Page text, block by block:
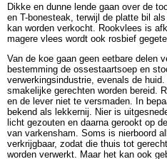
Dikke en dunne lende gaan over de
en T-bonesteak, terwijl de platte bil
kan worden verkocht. Rookvlees is
magere vlees wordt ook rosbief
Van de koe gaan geen eetbare delen
bestemming de ossestaartsoep en
verwerkingsindustrie, evenals de
smakelijke gerechten worden bereid.
en de lever niet te versmaden. In
bekend als lekkernij. Nier is
licht gezouten en daarna gerookt op
van varkensham. Soms is nierboord
verkrijgbaar, zodat die thuis tot
worden verwerkt. Maar het kan ook